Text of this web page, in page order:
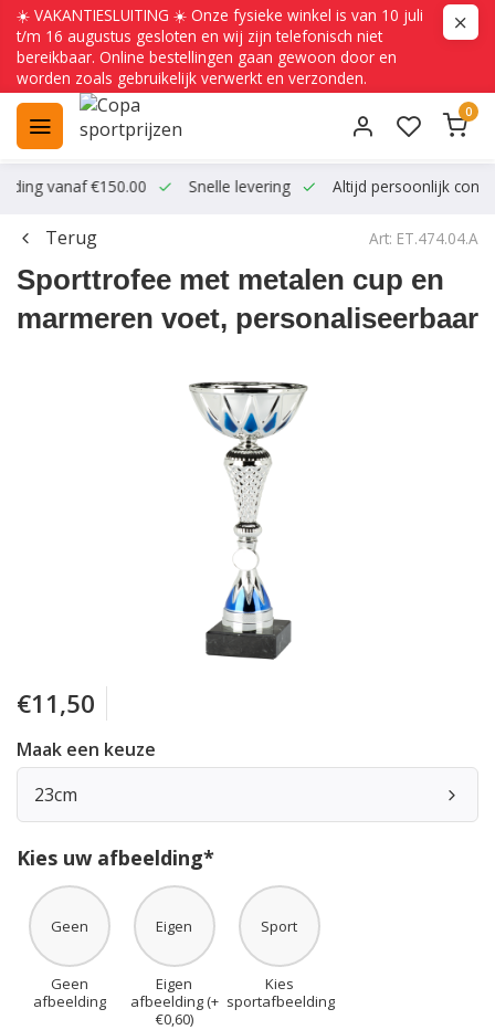
☀️ VAKANTIESLUITING ☀️ Onze fysieke winkel is van 10 juli
t/m 16 augustus gesloten en wij zijn telefonisch niet
bereikbaar. Online bestellingen gaan gewoon door en
worden zoals gebruikelijk verwerkt en verzonden.
0
vanaf €150.00 Snelle levering Altijd persoonlijk
Terug Art: ET.474.04.A
Sporttrofee met metalen cup en
marmeren voet, personaliseerbaar
€11,50
Maak een keuze
23cm
Kies uw afbeelding*
Geen
Geen
afbeelding
Eigen
Eigen
afbeelding (+
€0,60)
Sport
Kies
sportafbeelding